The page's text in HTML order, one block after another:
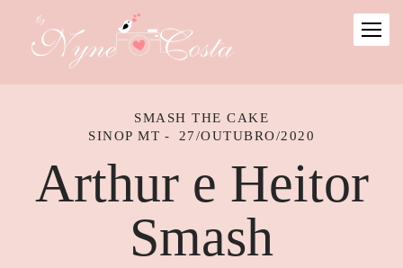
SMASH THE CAKE
SINOP MT
27/OUTUBRO/2020
Arthur e Heitor
Smash